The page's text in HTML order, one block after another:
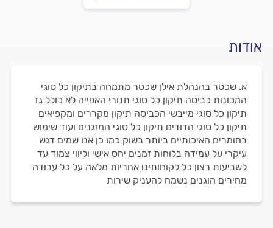
אודות
א. שכטר בהנהלת אילן שכטר מתמחה בתיקון כל סוגי
המכונות כביסה תיקון כל סוגי תנורי האפייה לא כולל גז
תיקון כל סוגי מייבשי הכביסה תיקון מקררים ומקפיאים
תיקון כל סוגי הדודים תיקון כל סוגי המזגנים ועוד שימוש
בחומרים האיכותיים ביותר בשוק כמו כן אנו שמים דגש
עיקרי על עמידה בלוחות זמנים יחס אישי וליווי צמוד עד
לשביעות רצון כל לקוחותינו אחריות מלאה על כל עבודה
מחירים הוגנים נשמח להעניק שירות